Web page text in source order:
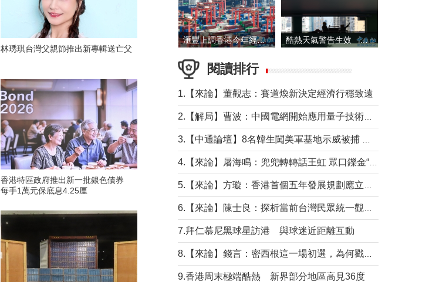
林琇琪台灣父親節推出新專輯送亡父
香港特區政府推出新一批銀色債券
每手1萬元保底息4.25厘
滙豐上調香港今年經濟增長預測至4.5% 酷熱天氣警告生效 本港高溫持續至下周
閱讀排行
1.【來論】董觀志：賽道煥新決定經濟行穩致遠
7.拜仁慕尼黑球星訪港 與球迷近距離互動
9.香港周末極端酷熱 新界部分地區高見36度